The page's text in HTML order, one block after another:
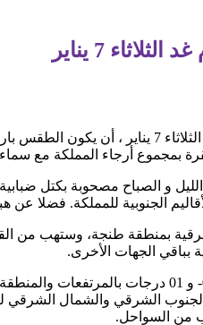
7 يناير
تتوقع مديرية الأرصاد الجوية
بمجموع أرجاء المملكة مع
و الصباح مصحوبة بكتل
الجنوبية للمملكة. فضلا عن
بمنطقة طنجة، وستهب من
بباقي الجهات الأخرى.
من السواحل.